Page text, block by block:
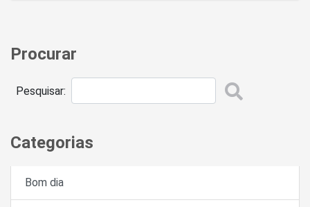
Procurar
Pesquisar:
Categorias
Bom dia